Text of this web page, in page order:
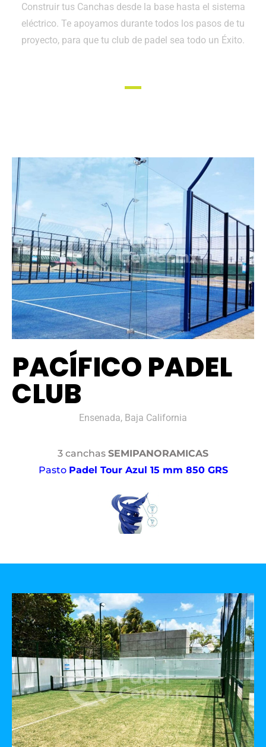
Construir tus Canchas desde la base hasta el sistema
eléctrico. Te apoyamos durante todos los pasos de tu
proyecto, para que tu club de padel sea todo un Éxito.
PACÍFICO PADEL
CLUB
Ensenada, Baja California
3 canchas SEMIPANORAMICAS
Pasto Padel Tour Azul 15 mm 850 GRS